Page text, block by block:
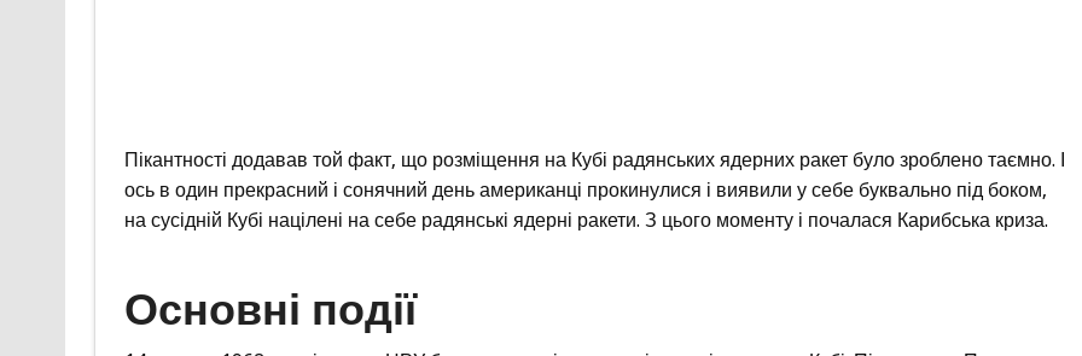
Пікантності додавав той факт, що розміщення на Кубі радянських ядерних ракет було зроблено таємно. І
ось в один прекрасний і сонячний день американці прокинулися і виявили у себе буквально під боком,
на сусідній Кубі націлені на себе радянські ядерні ракети. З цього моменту і почалася Карибська криза.
Основні події